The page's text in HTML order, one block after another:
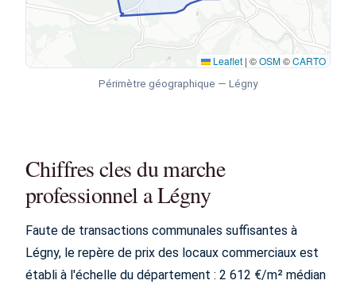
Leaflet | ©OSM©CARTO
Périmètre géographique — Légny
Chiffres cles du marche
professionnel a Légny
Faute de transactions communales suffisantes à
Légny, le repère de prix des locaux commerciaux est
établi à l'échelle du département : 2 612 €/m² médian